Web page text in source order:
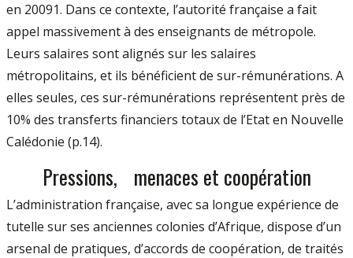
en 20091. Dans ce contexte, l’autorité française a fait
appel massivement à des enseignants de métropole.
Leurs salaires sont alignés sur les salaires
métropolitains, et ils bénéficient de sur-rémunérations. A
elles seules, ces sur-rémunérations représentent près de
10% des transferts financiers totaux de l’Etat en Nouvelle
Calédonie (p.14).
Pressions, menaces et coopération
L’administration française, avec sa longue expérience de
tutelle sur ses anciennes colonies d’Afrique, dispose d’un
arsenal de pratiques, d’accords de coopération, de traités